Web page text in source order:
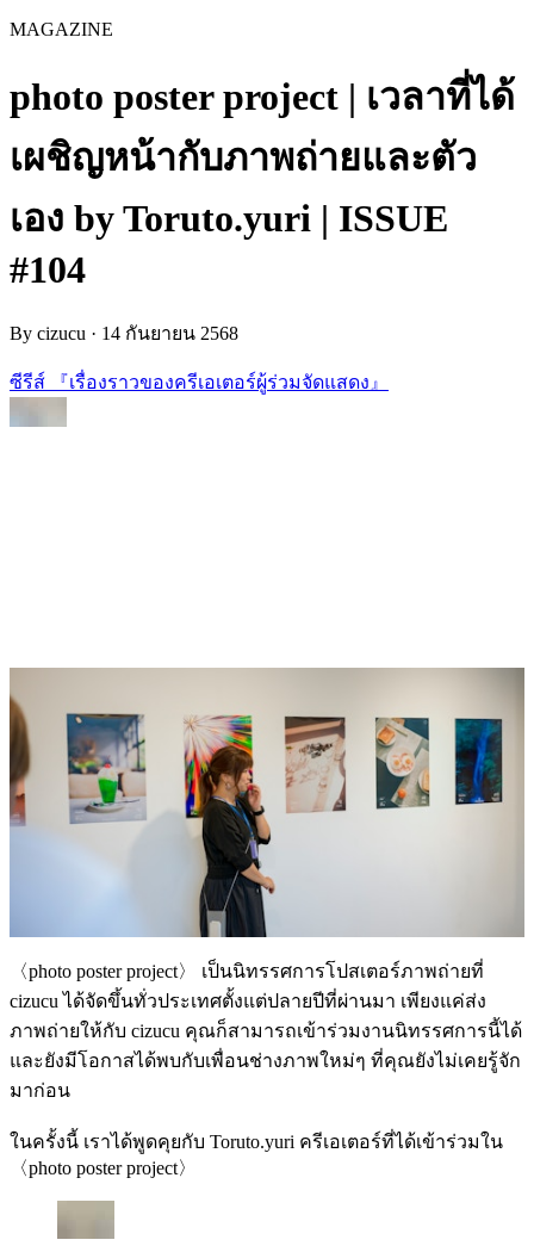
MAGAZINE
photo poster project | เวลาที่ได้
เผชิญหน้ากับภาพถ่ายและตัว
เอง by Toruto.yuri | ISSUE
#104
By cizucu · 14 กันยายน 2568
ซีรีส์ 『เรื่องราวของครีเอเตอร์ผู้ร่วมจัดแสดง』
〈photo poster project〉 เป็นนิทรรศการโปสเตอร์ภาพถ่ายที่
cizucu ได้จัดขึ้นทั่วประเทศตั้งแต่ปลายปีที่ผ่านมา เพียงแค่ส่ง
ภาพถ่ายให้กับ cizucu คุณก็สามารถเข้าร่วมงานนิทรรศการนี้ได้
และยังมีโอกาสได้พบกับเพื่อนช่างภาพใหม่ๆ ที่คุณยังไม่เคยรู้จัก
มาก่อน
ในครั้งนี้ เราได้พูดคุยกับ Toruto.yuri ครีเอเตอร์ที่ได้เข้าร่วมใน
〈photo poster project〉